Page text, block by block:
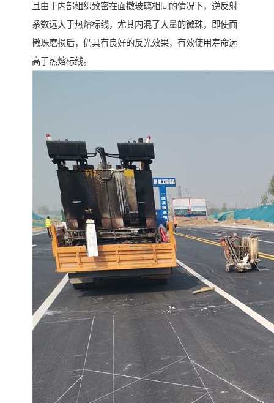
且由于内部组织致密在面撒玻璃相同的情况下，逆反射
系数远大于热熔标线，尤其内混了大量的微珠，即使面
撒珠磨损后，仍具有良好的反光效果，有效使用寿命远
高于热熔标线。